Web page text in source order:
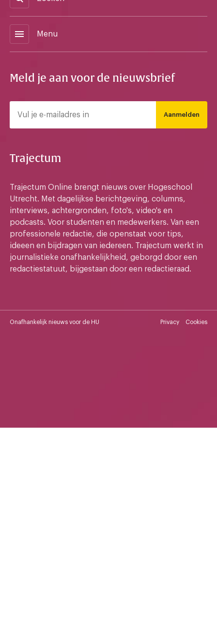
menu Menu
Meld je aan voor de nieuwsbrief
Aanmelden
Trajectum
Trajectum Online brengt nieuws over Hogeschool
Utrecht. Met dagelijkse berichtgeving, columns,
interviews, achtergronden, foto's, video's en
podcasts. Voor studenten en medewerkers. Van een
professionele redactie, die openstaat voor tips,
ideeen en bijdragen van iedereen. Trajectum werkt in
journalistieke onafhankelijkheid, geborgd door een
redactiestatuut, bijgestaan door een redactieraad.
Onafhankelijk nieuws voor de HU Privacy Cookies